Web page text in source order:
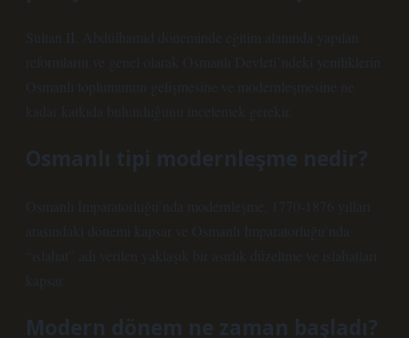
Sultan II. Abdülhamid döneminde eğitim alanında yapılan
reformların ve genel olarak Osmanlı Devleti’ndeki yeniliklerin
Osmanlı toplumunun gelişmesine ve modernleşmesine ne
kadar katkıda bulunduğunu incelemek gerekir.
Osmanlı tipi modernleşme nedir?
Osmanlı İmparatorluğu’nda modernleşme, 1770-1876 yılları
arasındaki dönemi kapsar ve Osmanlı İmparatorluğu’nda
“ıslahat” adı verilen yaklaşık bir asırlık düzeltme ve ıslahatları
kapsar.
Modern dönem ne zaman başladı?